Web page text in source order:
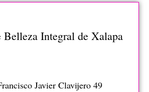
Integral de Xalapa
Javier Clavijero 49